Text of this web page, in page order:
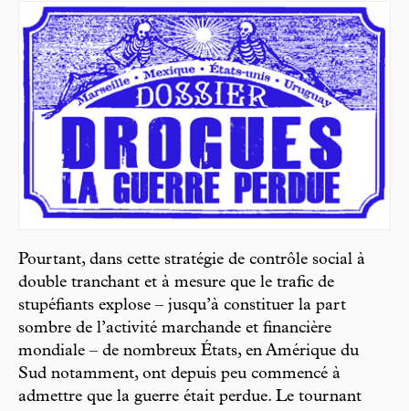
Pourtant, dans cette stratégie de contrôle social à
double tranchant et à mesure que le trafic de
stupéfiants explose – jusqu’à constituer la part
sombre de l’activité marchande et financière
mondiale – de nombreux États, en Amérique du
Sud notamment, ont depuis peu commencé à
admettre que la guerre était perdue. Le tournant